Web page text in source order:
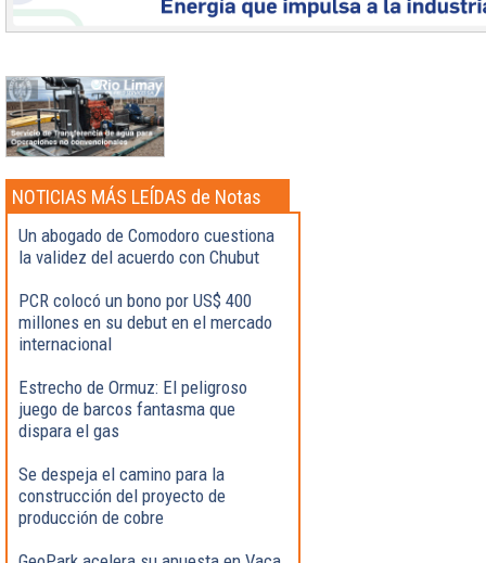
NOTICIAS MÁS LEÍDAS de Notas
Destacadas
Un abogado de Comodoro cuestiona
la validez del acuerdo con Chubut
PCR colocó un bono por US$ 400
millones en su debut en el mercado
internacional
Estrecho de Ormuz: El peligroso
juego de barcos fantasma que
dispara el gas
Se despeja el camino para la
construcción del proyecto de
producción de cobre